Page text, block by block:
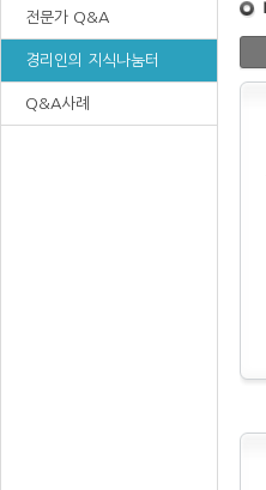
전문가 Q&A
경리인의 지식나눔터
Q&A사례